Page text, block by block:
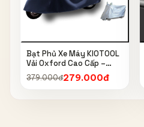
Bạt Phủ Xe Máy KIOTOOL
Vải Oxford Cao Cấp –
Chống Nắng, Chống Mưa,
Chống Bụi, Chống Tia UV,
379.000đ279.000đ